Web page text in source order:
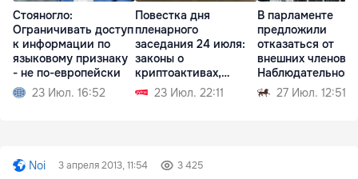
Стояногло:
Ограничивать доступ
к информации по
языковому признаку
- не по-европейски
23 Июл. 16:52
Повестка дня
пленарного
заседания 24 июля:
законы о
криптоактивах,
судебной реформе
23 Июл. 22:11
В парламенте
предложили
отказаться от
внешних членов
Наблюдательного
совета НБМ
27 Июл. 12:51
Noi 3 апреля 2013, 11:54 3 425